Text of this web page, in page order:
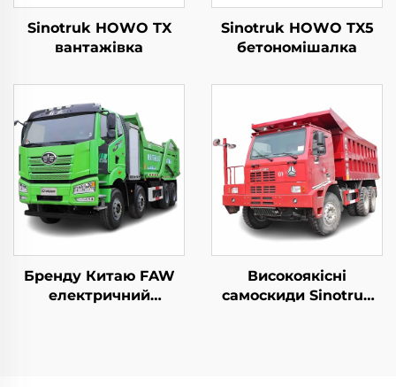
Sinotruk HOWO TX
вантажівка
Sinotruk HOWO TX5
бетономішалка
Бренду Китаю FAW
електричний
Високоякісні
самоскиди Sinotruk